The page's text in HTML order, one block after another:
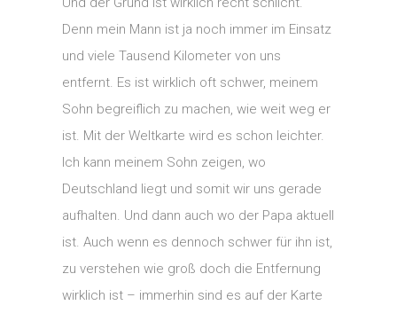
Denn mein Mann ist ja noch immer im Einsatz
und viele Tausend Kilometer von uns
entfernt. Es ist wirklich oft schwer, meinem
Sohn begreiflich zu machen, wie weit weg er
ist. Mit der Weltkarte wird es schon leichter.
Ich kann meinem Sohn zeigen, wo
Deutschland liegt und somit wir uns gerade
aufhalten. Und dann auch wo der Papa aktuell
ist. Auch wenn es dennoch schwer für ihn ist,
zu verstehen wie groß doch die Entfernung
wirklich ist – immerhin sind es auf der Karte